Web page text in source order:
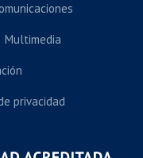
Multimedia
privacidad